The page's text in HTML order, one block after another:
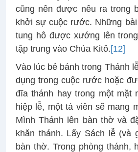
cũng nên được nêu ra trong
khởi sự cuộc rước. Những
tung hô được xướng lên
tập trung vào Chúa Kitô.[12]
Vào lúc bẻ bánh trong Thánh
dụng trong cuộc rước hoặc
đĩa thánh hay trong một mặt
hiệp lễ, một tá viên sẽ mang
Mình Thánh lên bàn thờ và
khăn thánh. Lấy Sách lễ (và
bàn thờ. Trong phòng thánh,